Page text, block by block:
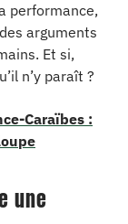
performance,
arguments
Et si,
n’y paraît ?
Caraïbes :
une